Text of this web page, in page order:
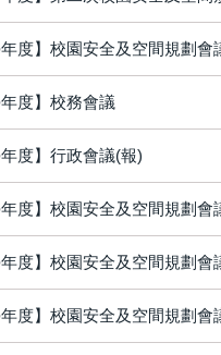
年度】校園安全及空間規劃
年度】校務會議
年度】行政會議(報)
年度】校園安全及空間規劃
年度】校園安全及空間規劃
年度】校園安全及空間規劃